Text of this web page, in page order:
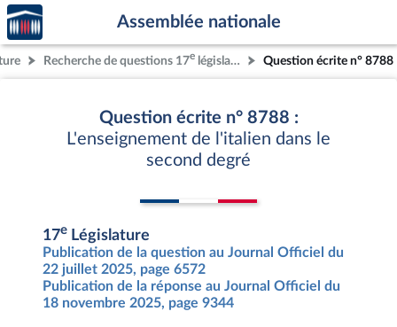
Aller au contenu
Aller en bas de la page
Accèder
à la
page
d'accueil
Assemblée nationale
Recherche de questions 17e législature Question écrite n° 8788
Question écrite n° 8788 :
L'enseignement de l'italien dans le
second degré
17e Législature
Publication de la question au Journal Officiel du
22 juillet 2025, page 6572
Publication de la réponse au Journal Officiel du
18 novembre 2025, page 9344